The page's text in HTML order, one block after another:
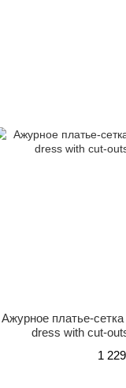
Ажурное платье-
dress with cut-
1